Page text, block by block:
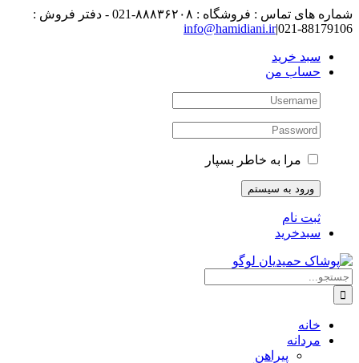
رفتن
به
شماره های تماس : فروشگاه : ۸۸۸۳۶۲۰۸-021 - دفتر فروش :
88179106-021
|
info@hamidiani.ir
سبد خرید
حساب من
مرا به خاطر بسپار
ثبت نام
سبدخرید
جستجو
برای:
خانه
مردانه
پیراهن